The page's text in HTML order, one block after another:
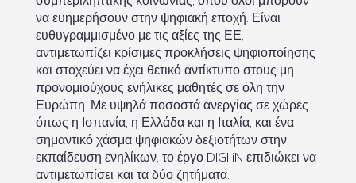
να ευημερήσουν στην ψηφιακή εποχή. Είναι
ευθυγραμμισμένο με τις αξίες της ΕΕ,
αντιμετωπίζει κρίσιμες προκλήσεις ψηφιοποίησης
και στοχεύει να έχει θετικό αντίκτυπο στους μη
προνομιούχους ενήλικες μαθητές σε όλη την
Ευρώπη. Με υψηλά ποσοστά ανεργίας σε χώρες
όπως η Ισπανία, η Ελλάδα και η Ιταλία, και ένα
σημαντικό χάσμα ψηφιακών δεξιοτήτων στην
εκπαίδευση ενηλίκων, το έργο DIGI iN επιδιώκει να
αντιμετωπίσει και τα δύο ζητήματα.